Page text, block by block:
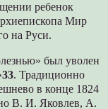
ребенок
Мир
на Руси.
был уволен
33. Традиционно
в конце 1824
В. И. Яковлев, А.